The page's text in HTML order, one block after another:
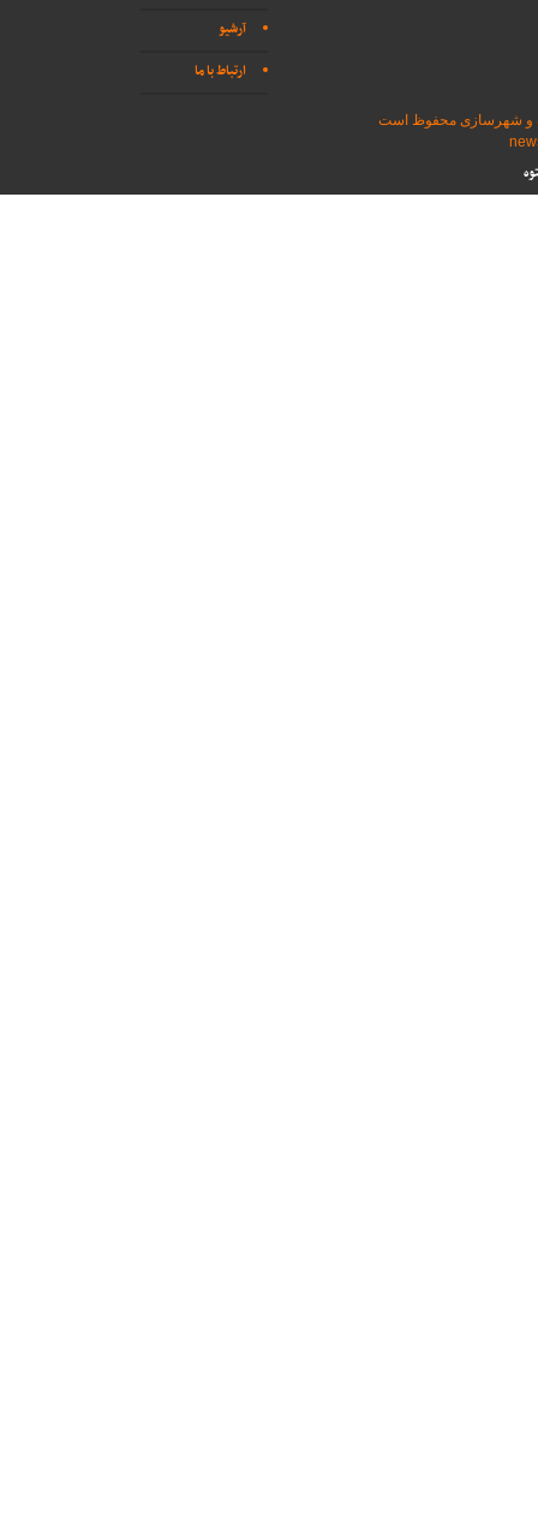
آرشیو
ارتباط با ما
و شهرسازی محفوظ است